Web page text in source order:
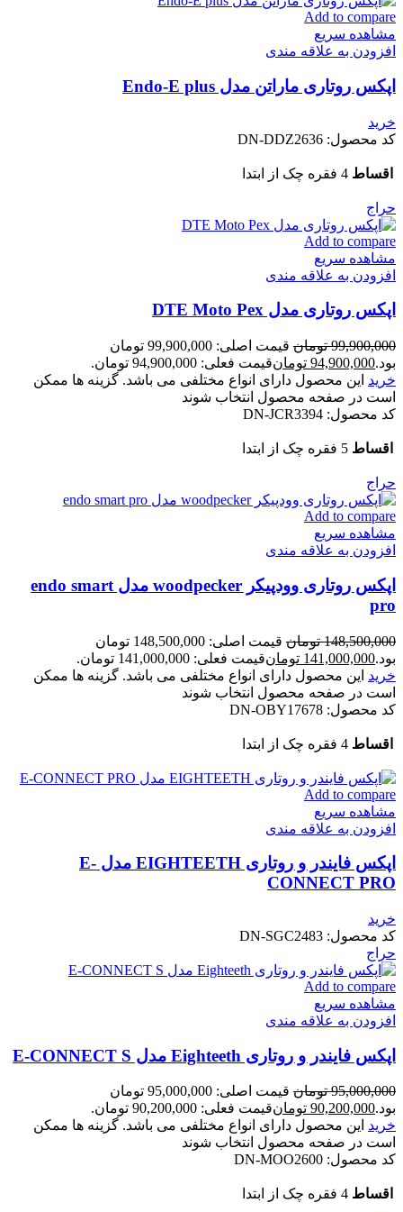
Add to compare
مشاهده سریع
افزودن به علاقه مندی
اپکس روتاری ماراتن مدل Endo-E plus
خرید
کد محصول: DN-DDZ2636
اقساط 4 فقره چک از ابتدا
حراج
Add to compare
مشاهده سریع
افزودن به علاقه مندی
اپکس روتاری مدل DTE Moto Pex
99,900,000 تومان
قیمت اصلی: 99,900,000 تومان
بود.94,900,000 تومانقیمت فعلی: 94,900,000 تومان.
خرید این محصول دارای انواع مختلفی می باشد. گزینه ها ممکن
است در صفحه محصول انتخاب شوند
کد محصول: DN-JCR3394
اقساط 5 فقره چک از ابتدا
حراج
Add to compare
مشاهده سریع
افزودن به علاقه مندی
اپکس روتاری وودپیکر woodpecker مدل endo smart
pro
148,500,000 تومان
قیمت اصلی: 148,500,000 تومان
بود.141,000,000 تومانقیمت فعلی: 141,000,000 تومان.
خرید این محصول دارای انواع مختلفی می باشد. گزینه ها ممکن
است در صفحه محصول انتخاب شوند
کد محصول: DN-OBY17678
اقساط 4 فقره چک از ابتدا
Add to compare
مشاهده سریع
افزودن به علاقه مندی
اپکس فایندر و روتاری EIGHTEETH مدل E-
CONNECT PRO
خرید
کد محصول: DN-SGC2483
حراج
Add to compare
مشاهده سریع
افزودن به علاقه مندی
اپکس فایندر و روتاری Eighteeth مدل E-CONNECT S
95,000,000 تومان
قیمت اصلی: 95,000,000 تومان
بود.90,200,000 تومانقیمت فعلی: 90,200,000 تومان.
خرید این محصول دارای انواع مختلفی می باشد. گزینه ها ممکن
است در صفحه محصول انتخاب شوند
کد محصول: DN-MOO2600
اقساط 4 فقره چک از ابتدا